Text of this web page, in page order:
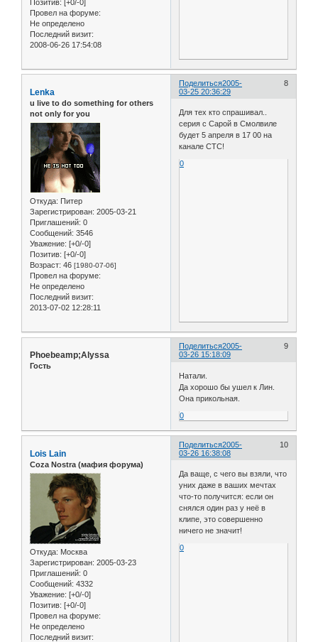
Позитив: [+0/-0]
Провел на форуме:
Не определено
Последний визит:
2008-06-26 17:54:08
Поделиться 8
2005-
03-25 20:36:29
Lenka
u live to do something for others
not only for you
Откуда: Питер
Зарегистрирован: 2005-03-21
Приглашений: 0
Сообщений: 3546
Уважение: [+0/-0]
Позитив: [+0/-0]
Возраст: 46 [1980-07-06]
Провел на форуме:
Не определено
Последний визит:
2013-07-02 12:28:11
Для тех кто спрашивал..
серия с Сарой в Смолвиле
будет 5 апреля в 17 00 на
канале СТС!
0
Поделиться 9
2005-
03-26 15:18:09
Phoebeamp;Alyssa
Гость
Натали.
Да хорошо бы ушел к Лин.
Она прикольная.
0
Поделиться 10
2005-
03-26 16:38:08
Lois Lain
Coza Nostra (мафия форума)
Откуда: Москва
Зарегистрирован: 2005-03-23
Приглашений: 0
Сообщений: 4332
Уважение: [+0/-0]
Позитив: [+0/-0]
Провел на форуме:
Не определено
Последний визит:
Да ваще, с чего вы взяли, что
уних даже в ваших мечтах
что-то получится: если он
снялся один раз у неё в
клипе, это совершенно
ничего не значит!
0